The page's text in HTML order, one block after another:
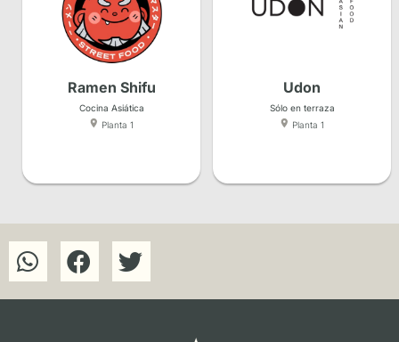
Ramen Shifu
Cocina Asiática
Planta 1
Udon
Sólo en terraza
Planta 1